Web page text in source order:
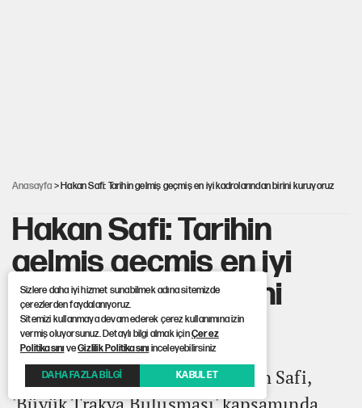
Anasayfa > Hakan Safi: Tarihin gelmiş geçmiş en iyi kadrolarından birini kuruyoruz
Hakan Safi: Tarihin
gelmiş geçmiş en iyi
kadrolarından birini
kuruyoruz
Fenerbahçe Başkan Adayı Hakan Safi,
Sizlere daha iyi hizmet sunabilmek adına sitemizde
çerezlerden faydalanıyoruz.
Sitemizi kullanmaya devam ederek çerez kullanımına izin
vermiş oluyorsunuz. Detaylı bilgi almak içinÇerez
PolitikasınıveGizlilik Politikasınıinceleyebilirsiniz
DAHA FAZLA BİLGİ KABUL ET